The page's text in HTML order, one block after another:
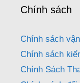
Chính sách
Chính sách
Chính sách
Chính Sách